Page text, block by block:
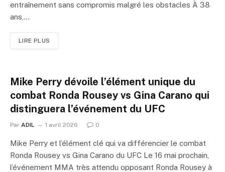
entraînement sans compromis malgré les obstacles À 38
ans,…
LIRE PLUS
Mike Perry dévoile l’élément unique du
combat Ronda Rousey vs Gina Carano qui
distinguera l’événement du UFC
Par ADIL 1 avril 2026 0
Mike Perry et l’élément clé qui va différencier le combat
Ronda Rousey vs Gina Carano du UFC Le 16 mai prochain,
l’événement MMA très attendu opposant Ronda Rousey à